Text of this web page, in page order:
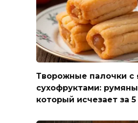
Творожные палочки с
сухофруктами:
который исчезает за